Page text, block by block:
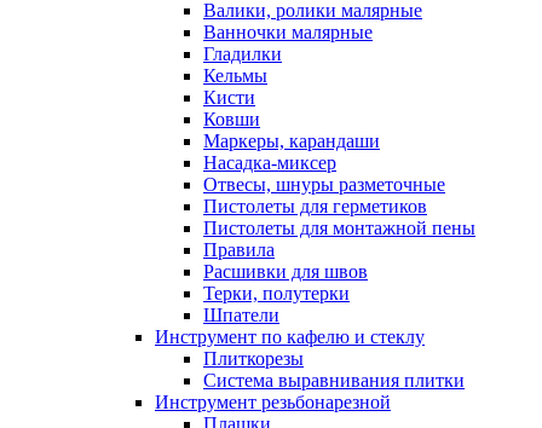
Валики, ролики малярные
Ванночки малярные
Гладилки
Кельмы
Кисти
Ковши
Маркеры, карандаши
Насадка-миксер
Отвесы, шнуры разметочные
Пистолеты для герметиков
Пистолеты для монтажной пены
Правила
Расшивки для швов
Терки, полутерки
Шпатели
Инструмент по кафелю и стеклу
Плиткорезы
Система выравнивания плитки
Инструмент резьбонарезной
Плашки